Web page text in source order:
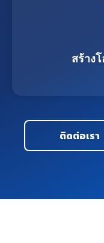
สร้าง
ติดต่อเรา